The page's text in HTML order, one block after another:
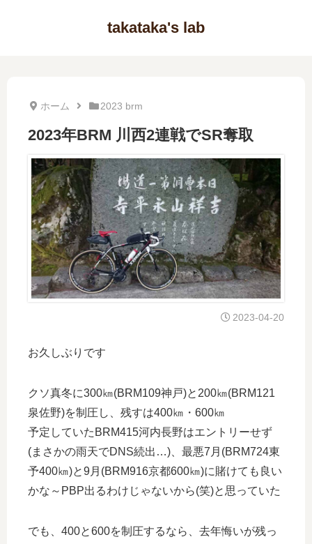
takataka's lab
ホーム 2023 brm
2023年BRM 川西2連戦でSR奪取
2023-04-20
お久しぶりです
クソ真冬に300㎞(BRM109神戸)と200㎞(BRM121
泉佐野)を制圧し、残すは400㎞・600㎞
予定していたBRM415河内長野はエントリーせず
(まさかの雨天でDNS続出…)、最悪7月(BRM724東
予400㎞)と9月(BRM916京都600㎞)に賭けても良い
かな～PBP出るわけじゃないから(笑)と思っていた
でも、400と600を制圧するなら、去年悔いが残っ